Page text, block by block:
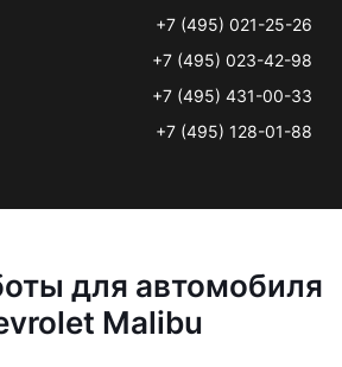
+7 (495) 021-25-26
+7 (495) 023-42-98
+7 (495) 431-00-33
+7 (495) 128-01-88
для автомобиля
Malibu